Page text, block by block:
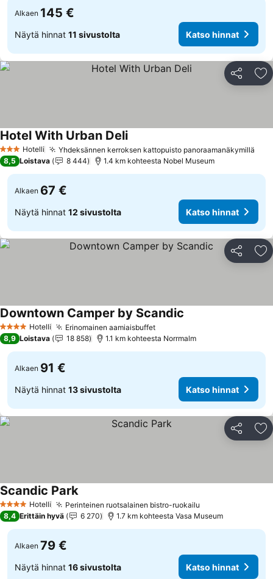
Alkaen 145 €
Näytä hinnat 11 sivustolta Katso hinnat
Jaa
3 Tähtiluokitus
Hotelli Yhdeksännen kerroksen kattopuisto panoraamanäkymillä
Hotel With Urban Deli
8,5 Loistava 8 444 1.4 km kohteesta Nobel Museum
Alkaen 67 €
Näytä hinnat 12 sivustolta Katso hinnat
Jaa
4 Tähtiluokitus
Hotelli Erinomainen aamiaisbuffet
Downtown Camper by Scandic
8,9 Loistava 18 858 1.1 km kohteesta Norrmalm
Alkaen 91 €
Näytä hinnat 13 sivustolta Katso hinnat
Jaa
4 Tähtiluokitus
Hotelli Perinteinen ruotsalainen bistro-ruokailu
Scandic Park
8,4 Erittäin hyvä 6 270 1.7 km kohteesta Vasa Museum
Alkaen 79 €
Näytä hinnat 16 sivustolta Katso hinnat